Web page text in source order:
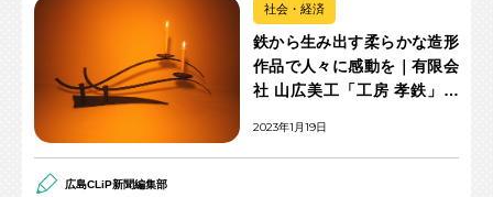
社会・経済
鉄から生み出す柔らかな造形
作品で人々に感動を｜有限会
社 山広美工「工房 孝鉄」
2023年1月19日
広島CLiP新聞編集部